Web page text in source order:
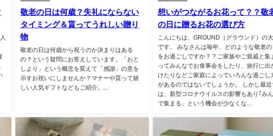
敬老の日は何歳？失礼にならない
タイミング＆貰ってうれしい贈り
物
敬老の日は何歳から祝うのか決まりはある
の？という疑問にお答えしています。「おと
しより」という概念を変えて「感謝」の意を
示すお祝いにしませんか？マナーや貰って嬉
しい人気ギフトなどもご紹介。...
想いがつながるお花って？？敬
の日に贈るお花の選び方
こんにちは、GROUND（グラウンド）の
です。 みなさんは毎年、どのような敬老の
をお過ごしですか？？ご家族やご親戚と集
ってみんなでお食事会をしたり、旅行に出
けたりなどご家庭によっていろんな過ごし
があるのではないでしょうか。 しかし最近
は、新型コロナウイルスの影響もあり｢み
で集まる」という機会が少なくな...